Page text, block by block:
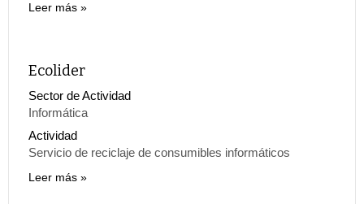
Leer más
Ecolider
Sector de Actividad
Informática
Actividad
Servicio de reciclaje de consumibles informáticos
Leer más